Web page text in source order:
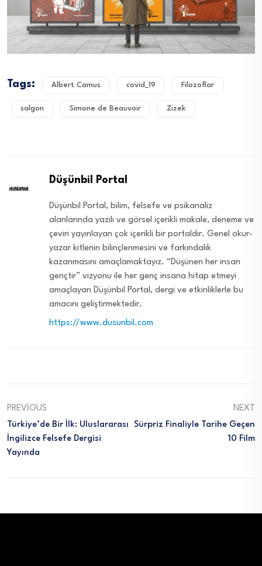
Tags: Albert Camus covid_19 Filozoflar
salgon Simone de Beauvoir Zizek
Düşünbil Portal
Düşünbil Portal, bilim, felsefe ve psikanaliz
alanlarında yazılı ve görsel içerikli makale, deneme ve
çeviri yayınlayan çok içerikli bir portaldır. Genel okur-
yazar kitlenin bilinçlenmesini ve farkındalık
kazanmasını amaçlamaktayız. “Düşünen her insan
gençtir” vizyonu ile her genç insana hitap etmeyi
amaçlayan Düşünbil Portal, dergi ve etkinliklerle bu
amacını geliştirmektedir.
https://www.dusunbil.com
PREVIOUS
Türkiye’de Bir İlk: Uluslararası
İngilizce Felsefe Dergisi
Yayında
NEXT
Sürpriz Finaliyle Tarihe Geçen
10 Film